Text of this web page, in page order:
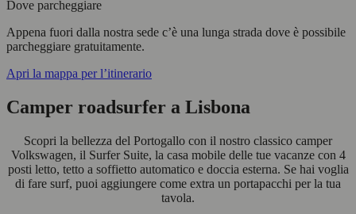
Dove parcheggiare
Appena fuori dalla nostra sede c’è una lunga strada dove è possibile
parcheggiare gratuitamente.
Apri la mappa per l’itinerario
Camper roadsurfer a Lisbona
Scopri la bellezza del Portogallo con il nostro classico camper
Volkswagen, il Surfer Suite, la casa mobile delle tue vacanze con 4
posti letto, tetto a soffietto automatico e doccia esterna. Se hai voglia
di fare surf, puoi aggiungere come extra un portapacchi per la tua
tavola.